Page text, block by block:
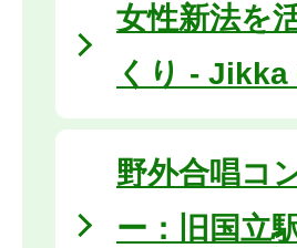
女性新法を
くり -
野外合唱コ
ー：旧国立